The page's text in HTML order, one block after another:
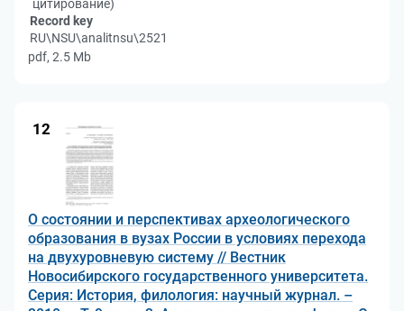
цитирование)
Record key
RU\NSU\analitnsu\2521
pdf, 2.5 Mb
12
О состоянии и перспективах археологического
образования в вузах России в условиях перехода
на двухуровневую систему // Вестник
Новосибирского государственного университета.
Серия: История, филология: научный журнал. –